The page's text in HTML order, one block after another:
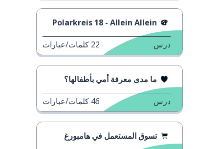
Polarkreis 18 - Allein Allein
درس 22 كلمات/عبارات
ما مدى معرفة أمي بأطفالها؟
درس 46 كلمات/عبارات
تسوق المستعمل في هامبورغ